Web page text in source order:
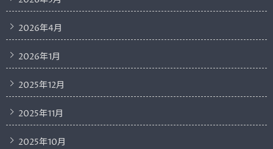
2026年4月
2026年1月
2025年12月
2025年11月
2025年10月